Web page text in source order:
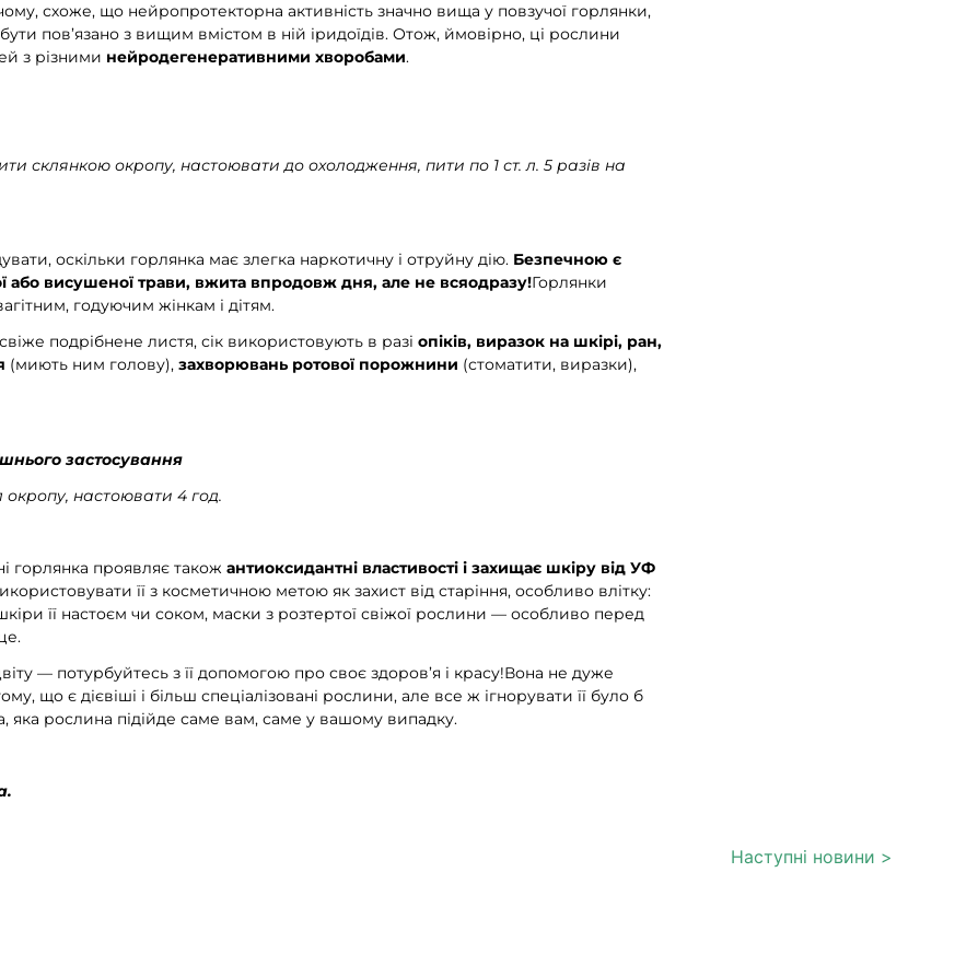
схоже, що нейропротекторна активність значно вища у повзучої горлянки,
пов’язано з вищим вмістом в ній іридоїдів. Отож, ймовірно, ці рослини
з різними нейродегенеративними хворобами.
склянкою окропу, настоювати до охолодження, пити по 1 ст. л. 5 разів на
оскільки горлянка має злегка наркотичну і отруйну дію. Безпечною є
або висушеної трави, вжита впродовж дня, але не всяодразу!Горлянки
годуючим жінкам і дітям.
подрібнене листя, сік використовують в разі опіків, виразок на шкірі, ран,
(миють ним голову), захворювань ротової порожнини (стоматити, виразки),
застосування
окропу, настоювати 4 год.
горлянка проявляє також антиоксидантні властивості і захищає шкіру від УФ
її з косметичною метою як захист від старіння, особливо влітку:
її настоєм чи соком, маски з розтертої свіжої рослини — особливо перед
— потурбуйтесь з її допомогою про своє здоров’я і красу!Вона не дуже
що є дієвіші і більш спеціалізовані рослини, але все ж ігнорувати її було б
яка рослина підійде саме вам, саме у вашому випадку.
Наступні новини >